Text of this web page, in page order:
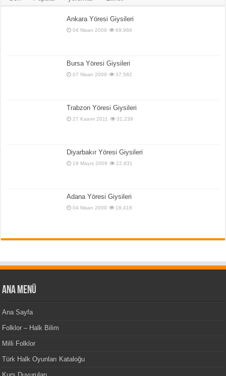
Ankara Yöresi Giysileri
04 Nisan 2009 69,966
Bursa Yöresi Giysileri
07 Nisan 2009 37,582
Trabzon Yöresi Giysileri
27 Kasım 2011 31,239
Diyarbakır Yöresi Giysileri
19 Mayıs 2009 22,831
Adana Yöresi Giysileri
04 Nisan 2009 18,418
Ana Menü
Ana Sayfa
Folklor – Halk Bilim
Milli Folklor
Türk Halk Oyunları Kataloğu